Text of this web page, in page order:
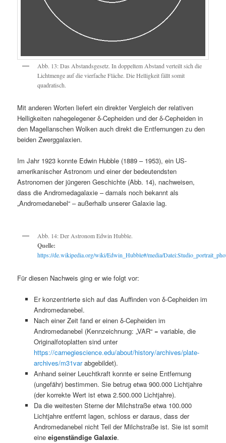
Abb. 13: Das Abstandsgesetz. In doppeltem Abstand verteilt sich die
Lichtmenge auf die vierfache Fläche. Die Helligkeit fällt somit
quadratisch.
Mit anderen Worten liefert ein direkter Vergleich der relativen
Helligkeiten nahegelegener δ-Cepheiden und der δ-Cepheiden in
den Magellanschen Wolken auch direkt die Entfernungen zu den
beiden Zwerggalaxien.
Im Jahr 1923 konnte Edwin Hubble (1889 – 1953), ein US-
amerikanischer Astronom und einer der bedeutendsten
Astronomen der jüngeren Geschichte (Abb. 14), nachweisen,
dass die Andromedagalaxie – damals noch bekannt als
„Andromedanebel“ – außerhalb unserer Galaxie lag.
Abb. 14: Der Astronom Edwin Hubble.
Quelle:
https://de.wikipedia.org/wiki/Edwin_Hubble#/media/
Für diesen Nachweis ging er wie folgt vor:
Er konzentrierte sich auf das Auffinden von δ-Cepheiden im
Andromedanebel.
Nach einer Zeit fand er einen δ-Cepheiden im
Andromedanebel (Kennzeichnung: „VAR“ = variable, die
Originalfotoplatten sind unter
https://carnegiescience.edu/about/history/archives/plate-
archives/m31varabgebildet).
Anhand seiner Leuchtkraft konnte er seine Entfernung
(ungefähr) bestimmen. Sie betrug etwa 900.000 Lichtjahre
(der korrekte Wert ist etwa 2.500.000 Lichtjahre).
Da die weitesten Sterne der Milchstraße etwa 100.000
Lichtjahre entfernt lagen, schloss er daraus, dass der
Andromedanebel nicht Teil der Milchstraße ist. Sie ist somit
eine eigenständige Galaxie.